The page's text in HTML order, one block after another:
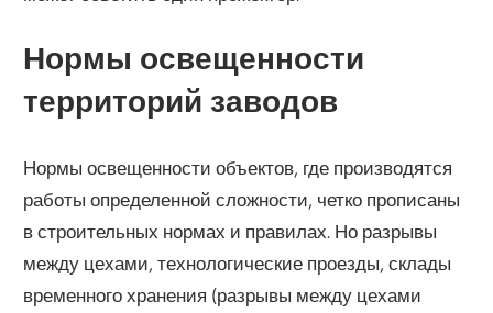
Нормы освещенности
территорий заводов
Нормы освещенности объектов, где производятся
работы определенной сложности, четко прописаны
в строительных нормах и правилах. Но разрывы
между цехами, технологические проезды, склады
временного хранения (разрывы между цехами